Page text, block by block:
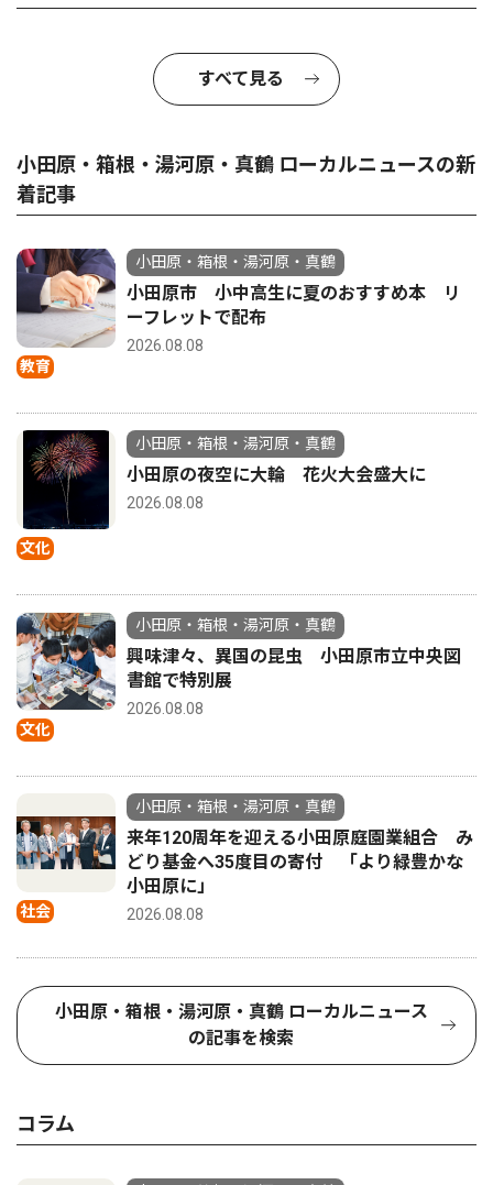
すべて見る
小田原・箱根・湯河原・真鶴 ローカルニュースの新
着記事
教育
小田原・箱根・湯河原・真鶴
小田原市 小中高生に夏のおすすめ本 リ
ーフレットで配布
2026.08.08
文化
小田原・箱根・湯河原・真鶴
小田原の夜空に大輪 花火大会盛大に
2026.08.08
文化
小田原・箱根・湯河原・真鶴
興味津々、異国の昆虫 小田原市立中央図
書館で特別展
2026.08.08
社会
小田原・箱根・湯河原・真鶴
来年120周年を迎える小田原庭園業組合 み
どり基金へ35度目の寄付 「より緑豊かな
小田原に」
2026.08.08
小田原・箱根・湯河原・真鶴 ローカルニュース
の記事を検索
コラム